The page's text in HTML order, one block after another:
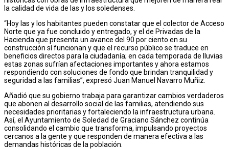
la calidad de vida de las y los soledenses.
“Hoy las y los habitantes pueden constatar que el colector de Acceso
Norte que ya fue concluido y entregado, y el de Privadas de la
Hacienda que presenta un avance del 90 por ciento en su
construcción sí funcionan y que el recurso público se traduce en
beneficios directos para la ciudadanía; en cada temporada de lluvias
estas zonas sufrían afectaciones importantes y ahora estamos
respondiendo con soluciones de fondo que brindan tranquilidad y
seguridad a las familias”, expresó Juan Manuel Navarro Muñiz.
Añadió que su gobierno trabaja para garantizar cambios verdaderos
que abonen al desarrollo social de las familias, atendiendo sus
necesidades prioritarias y fortaleciendo la infraestructura urbana.
Así, el Ayuntamiento de Soledad de Graciano Sánchez continúa
consolidando el cambio que transforma, impulsando proyectos
cercanos a la gente y que responden de manera efectiva a las
demandas históricas de la población.